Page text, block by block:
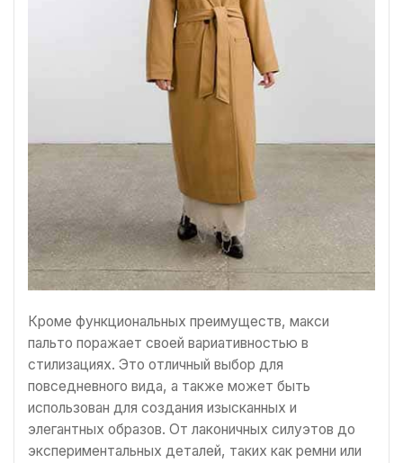
Кроме функциональных преимуществ, макси
пальто поражает своей вариативностью в
стилизациях. Это отличный выбор для
повседневного вида, а также может быть
использован для создания изысканных и
элегантных образов. От лаконичных силуэтов до
экспериментальных деталей, таких как ремни или